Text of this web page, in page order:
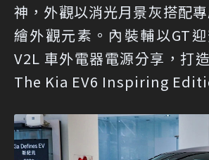
神，外觀以消光月景灰搭配
繪外觀元素。內裝輔以GT
V2L 車外電器電源分享，打
The Kia EV6 Inspiring